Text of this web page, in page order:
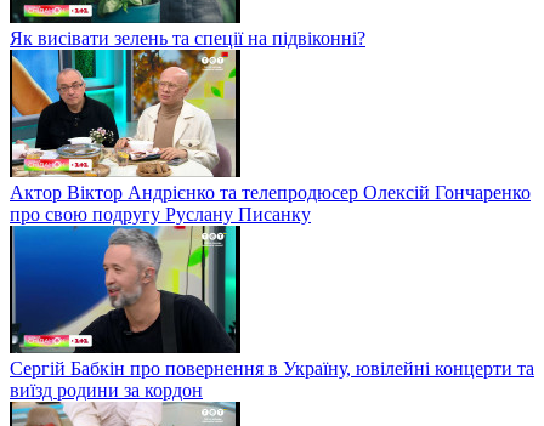
Як висівати зелень та спеції на підвіконні?
Актор Віктор Андрієнко та телепродюсер Олексій Гончаренко
про свою подругу Руслану Писанку
Сергій Бабкін про повернення в Україну, ювілейні концерти та
виїзд родини за кордон